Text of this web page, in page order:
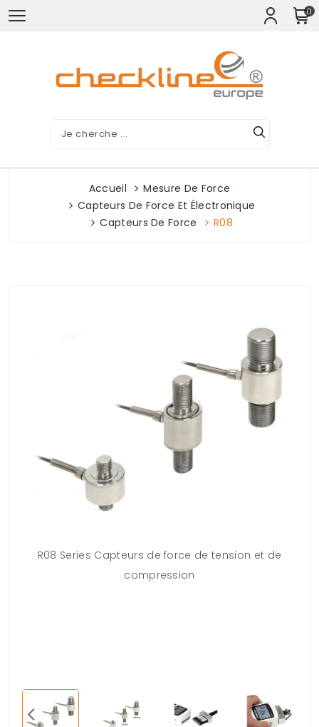
0
Accueil
Mesure De Force
Capteurs De Force Et Électronique
Capteurs De Force
R08
R08 Series Capteurs de force de tension et de
compression